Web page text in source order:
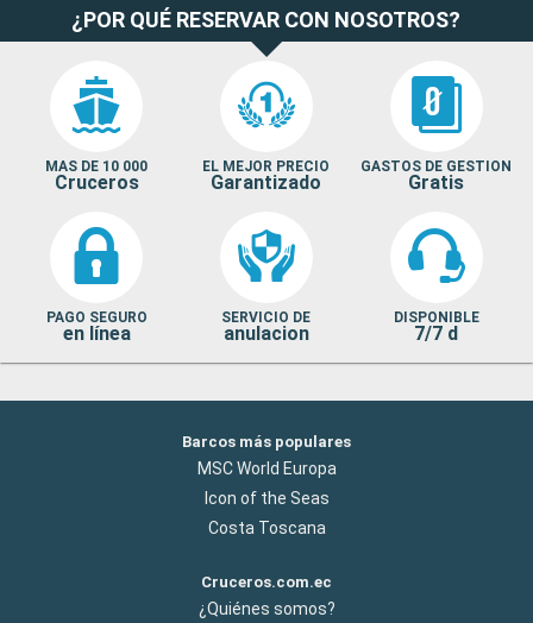
¿POR QUÉ RESERVAR CON NOSOTROS?
MAS DE 10 000
Cruceros
EL MEJOR PRECIO
Garantizado
GASTOS DE GESTION
Gratis
PAGO SEGURO
en línea
SERVICIO DE
anulacion
DISPONIBLE
7/7 d
Barcos más populares
MSC World Europa
Icon of the Seas
Costa Toscana
Cruceros.com.ec
¿Quiénes somos?